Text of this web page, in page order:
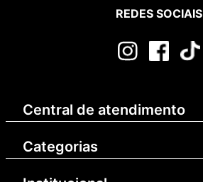
REDES SOCIAIS
Central de atendimento
Categorias